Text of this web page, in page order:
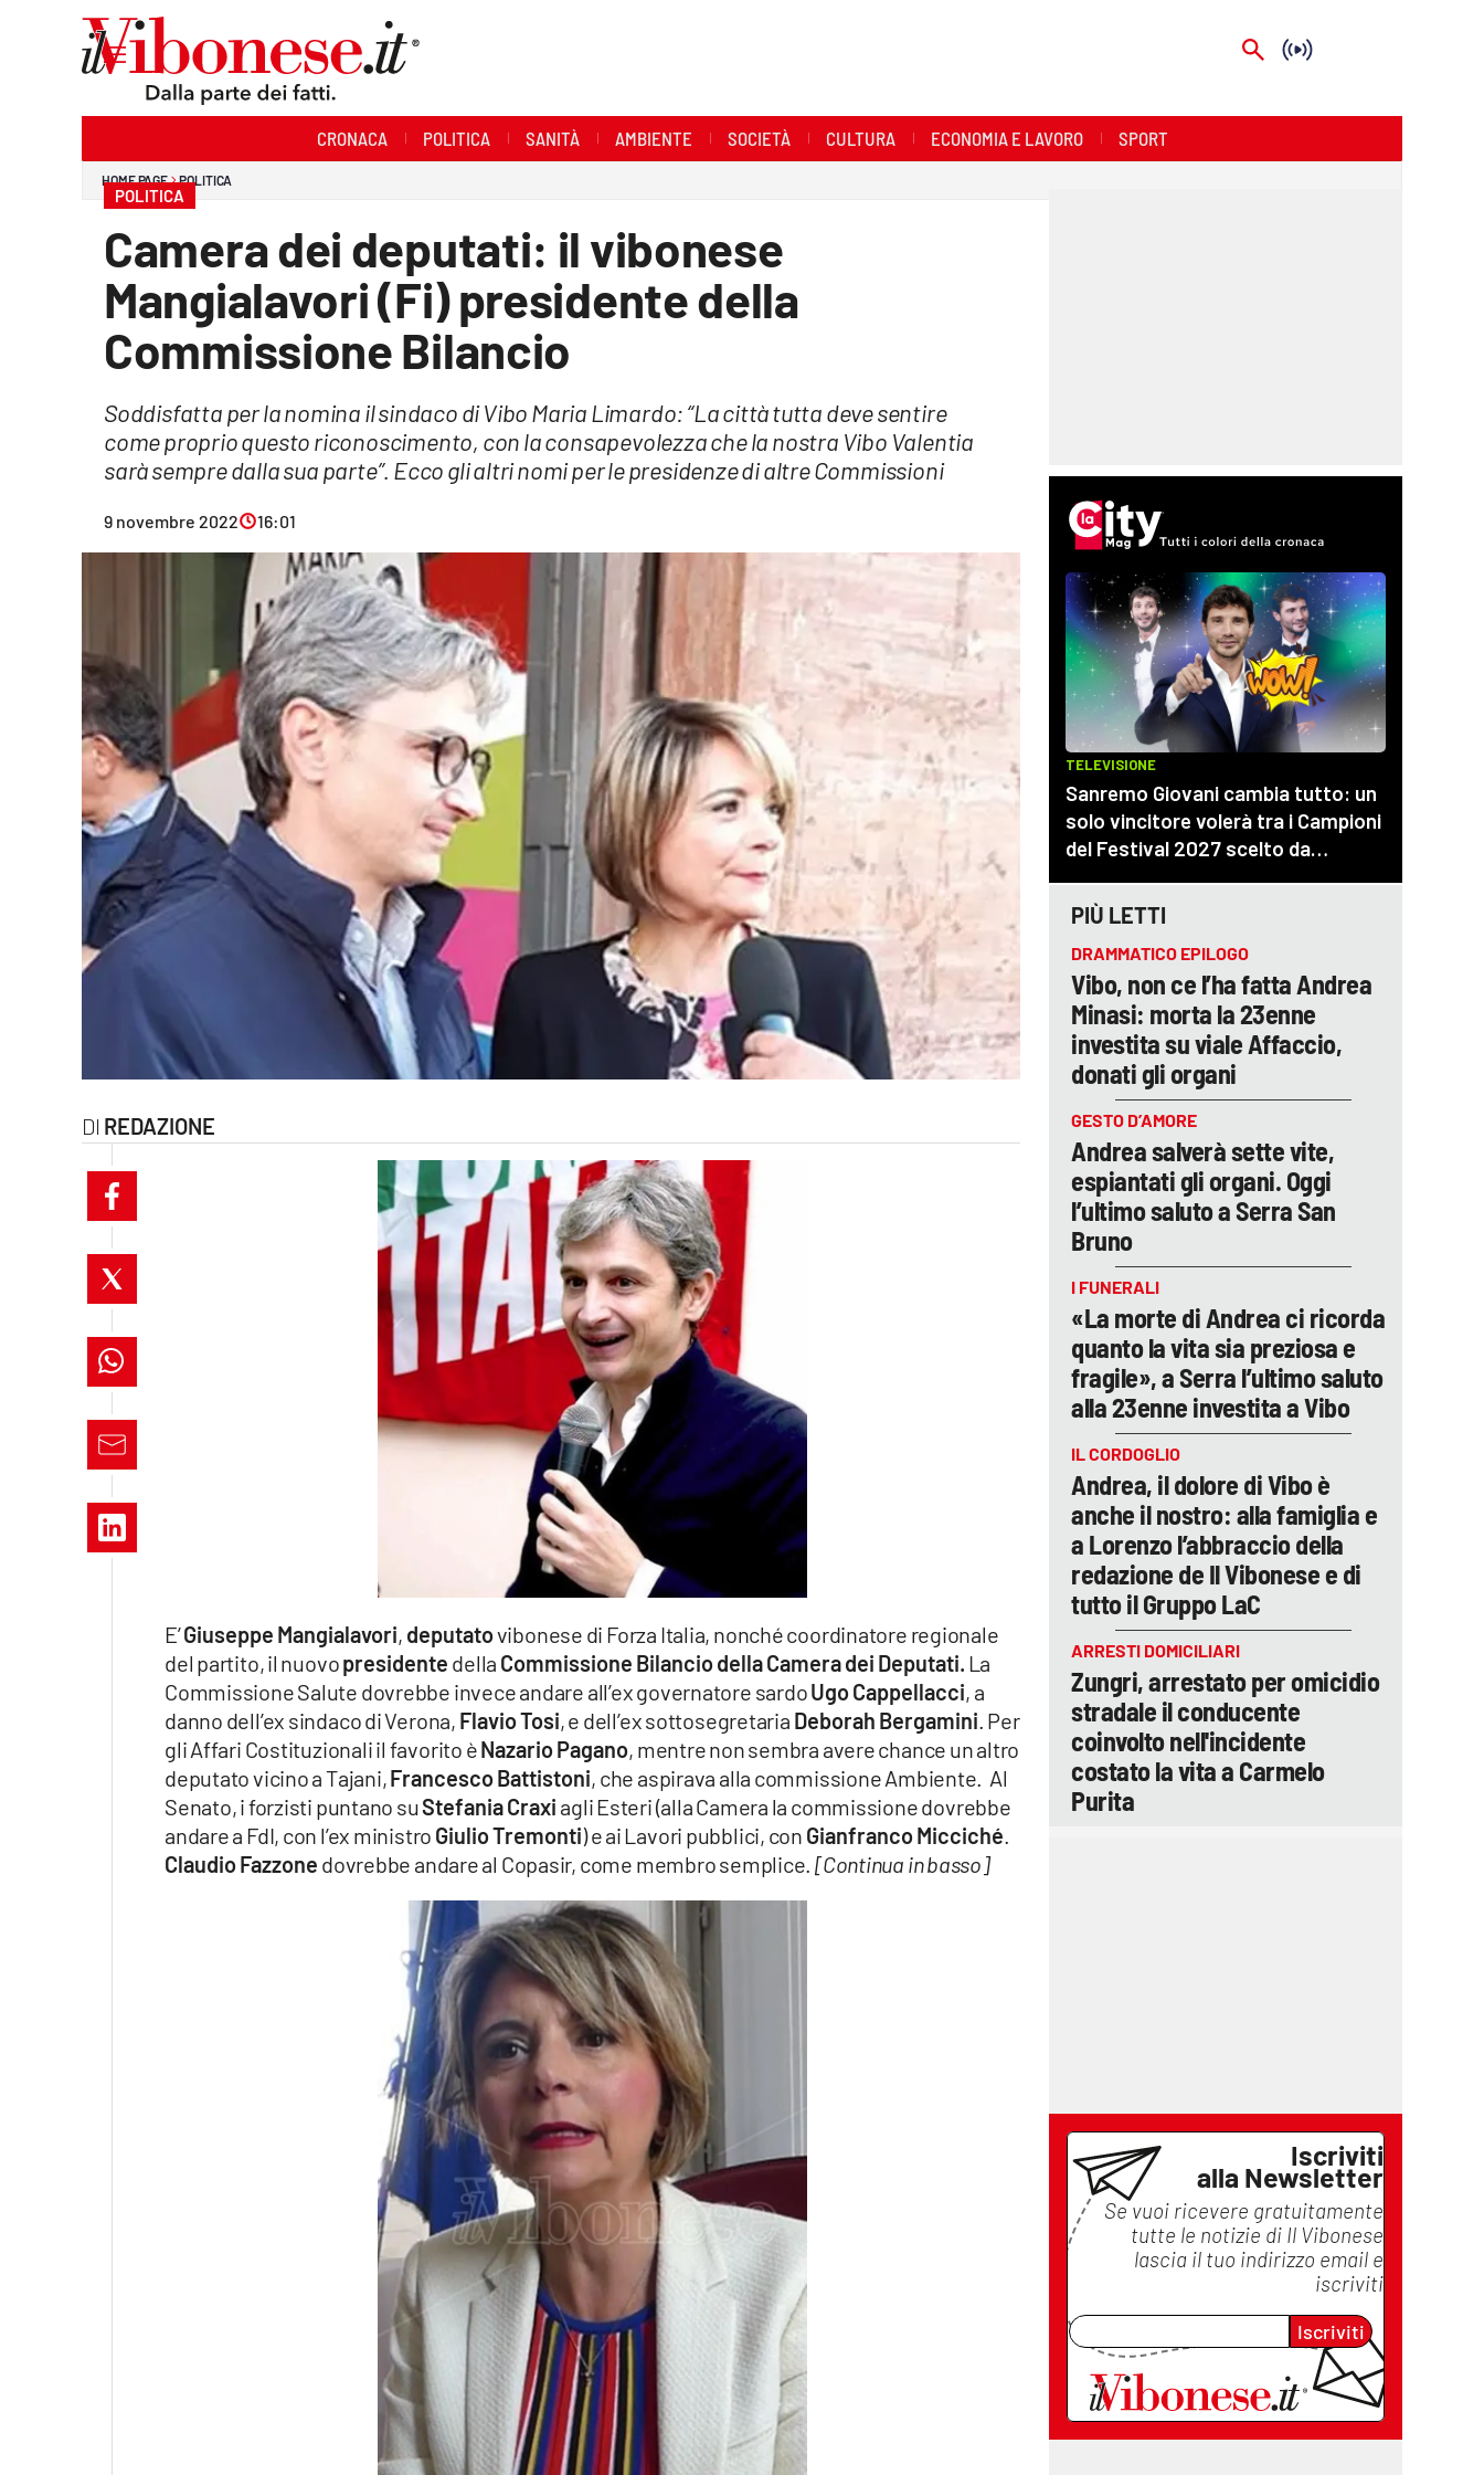
Lac Network
cosenzachannel.it
catanzarochannel.it
lacapitalenews.it
CRONACA POLITICA SANITÀ AMBIENTE SOCIETÀ CULTURA ECONOMIA E LAVORO SPORT
HOME PAGE POLITICA
POLITICA
Camera dei deputati: il vibonese
Mangialavori (Fi) presidente della
Commissione Bilancio
Soddisfatta per la nomina il sindaco di Vibo Maria Limardo: “La città tutta deve sentire
come proprio questo riconoscimento, con la consapevolezza che la nostra Vibo Valentia
sarà sempre dalla sua parte”. Ecco gli altri nomi per le presidenze di altre Commissioni
9 novembre 2022 16:01
REDAZIONE
E’Giuseppe Mangialavori, deputatovibonese di Forza Italia, nonché coordinatore regionale
del partito, il nuovopresidente della Commissione Bilancio della Camera dei Deputati. La
Commissione Salute dovrebbe invece andare all’ex governatore sardoUgo Cappellacci, a
danno dell’ex sindaco di Verona, Flavio Tosi, e dell’ex sottosegretaria Deborah Bergamini. Per
gli Affari Costituzionali il favorito èNazario Pagano, mentre non sembra avere chance un altro
deputato vicino a Tajani,Francesco Battistoni, che aspirava alla commissione Ambiente. Al
Senato, i forzisti puntano suStefania Craxi agli Esteri (alla Camera la commissione dovrebbe
andare a FdI, con l’ex ministro Giulio Tremonti) e ai Lavori pubblici, con Gianfranco Micciché.
Claudio Fazzone dovrebbe andare al Copasir, come membro semplice. [Continua in basso]
PIÙ LETTI
DRAMMATICO EPILOGO
Vibo, non ce l’ha fatta Andrea
Minasi: morta la 23enne
investita su viale Affaccio,
donati gli organi
GESTO D’AMORE
Andrea salverà sette vite,
espiantati gli organi. Oggi
l’ultimo saluto a Serra San
Bruno
I FUNERALI
«La morte di Andrea ci ricorda
quanto la vita sia preziosa e
fragile», a Serra l’ultimo saluto
alla 23enne investita a Vibo
IL CORDOGLIO
Andrea, il dolore di Vibo è
anche il nostro: alla famiglia e
a Lorenzo l’abbraccio della
redazione de Il Vibonese e di
tutto il Gruppo LaC
ARRESTI DOMICILIARI
Zungri, arrestato per omicidio
stradale il conducente
coinvolto nell'incidente
costato la vita a Carmelo
Purita
Iscriviti
alla Newsletter
Se vuoi ricevere gratuitamente
tutte le notizie di Il Vibonese
lascia il tuo indirizzo email e
iscriviti
Iscriviti